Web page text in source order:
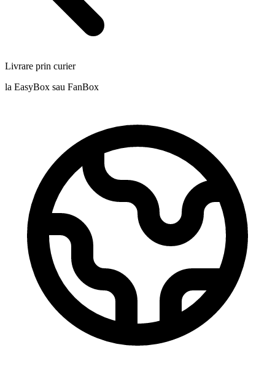
Livrare prin curier
la EasyBox sau FanBox